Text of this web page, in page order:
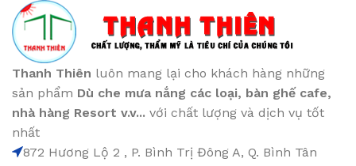
Thanh Thiên luôn mang lại cho khách hàng những
sản phẩm Dù che mưa nắng các loại, bàn ghế cafe,
nhà hàng Resort v.v... với chất lượng và dịch vụ tốt
nhất
872 Hương Lộ 2 , P. Bình Trị Đông A, Q. Bình Tân